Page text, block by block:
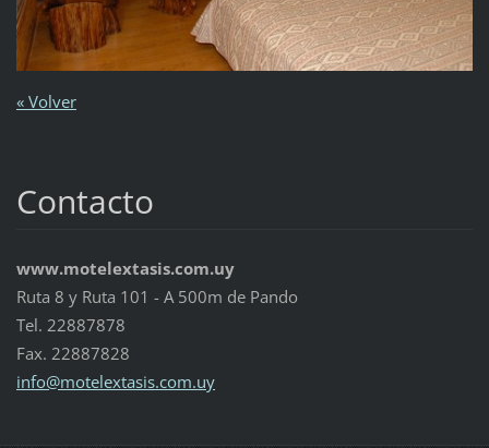
« Volver
Contacto
www.motelextasis.com.uy
Ruta 8 y Ruta 101 - A 500m de Pando
Tel. 22887878
Fax. 22887828
info@motelextasis.com.uy